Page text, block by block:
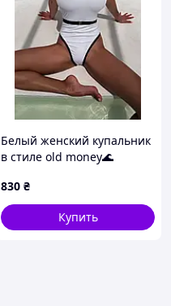
Белый женский купальник
в стиле old money🌊
830 ₴
Купить